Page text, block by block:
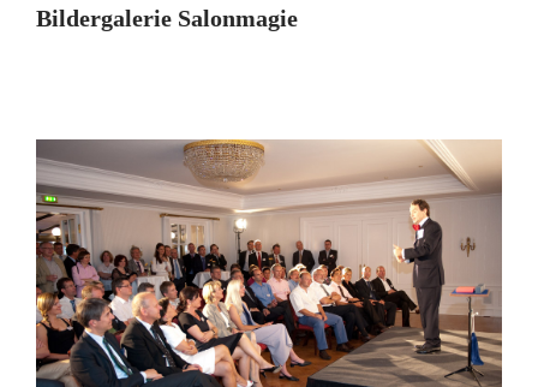
Bildergalerie Salonmagie